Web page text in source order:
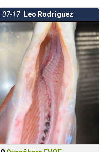
07-17 Leo Rodriguez